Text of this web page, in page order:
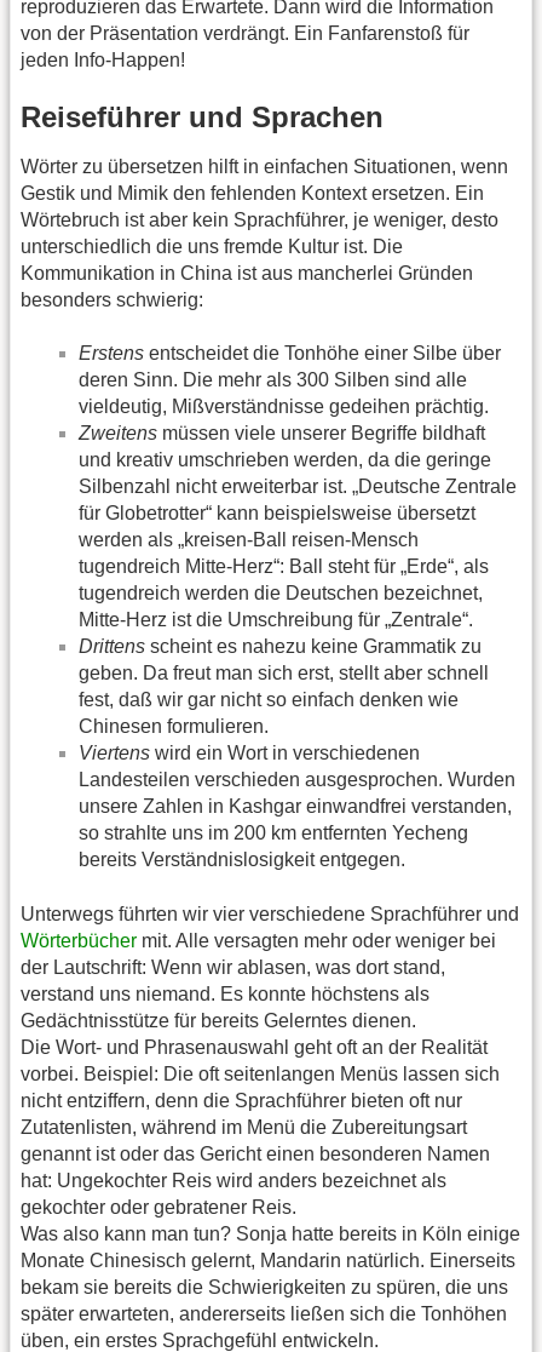
reproduzieren das Erwartete. Dann wird die Information
von der Präsentation verdrängt. Ein Fanfarenstoß für
jeden Info-Happen!
Reiseführer und Sprachen
Wörter zu übersetzen hilft in einfachen Situationen, wenn
Gestik und Mimik den fehlenden Kontext ersetzen. Ein
Wörtebruch ist aber kein Sprachführer, je weniger, desto
unterschiedlich die uns fremde Kultur ist. Die
Kommunikation in China ist aus mancherlei Gründen
besonders schwierig:
Erstens entscheidet die Tonhöhe einer Silbe über
deren Sinn. Die mehr als 300 Silben sind alle
vieldeutig, Mißverständnisse gedeihen prächtig.
Zweitens müssen viele unserer Begriffe bildhaft
und kreativ umschrieben werden, da die geringe
Silbenzahl nicht erweiterbar ist. „Deutsche Zentrale
für Globetrotter“ kann beispielsweise übersetzt
werden als „kreisen-Ball reisen-Mensch
tugendreich Mitte-Herz“: Ball steht für „Erde“, als
tugendreich werden die Deutschen bezeichnet,
Mitte-Herz ist die Umschreibung für „Zentrale“.
Drittens scheint es nahezu keine Grammatik zu
geben. Da freut man sich erst, stellt aber schnell
fest, daß wir gar nicht so einfach denken wie
Chinesen formulieren.
Viertens wird ein Wort in verschiedenen
Landesteilen verschieden ausgesprochen. Wurden
unsere Zahlen in Kashgar einwandfrei verstanden,
so strahlte uns im 200 km entfernten Yecheng
bereits Verständnislosigkeit entgegen.
Unterwegs führten wir vier verschiedene Sprachführer und
Wörterbücher mit. Alle versagten mehr oder weniger bei
der Lautschrift: Wenn wir ablasen, was dort stand,
verstand uns niemand. Es konnte höchstens als
Gedächtnisstütze für bereits Gelerntes dienen.
Die Wort- und Phrasenauswahl geht oft an der Realität
vorbei. Beispiel: Die oft seitenlangen Menüs lassen sich
nicht entziffern, denn die Sprachführer bieten oft nur
Zutatenlisten, während im Menü die Zubereitungsart
genannt ist oder das Gericht einen besonderen Namen
hat: Ungekochter Reis wird anders bezeichnet als
gekochter oder gebratener Reis.
Was also kann man tun? Sonja hatte bereits in Köln einige
Monate Chinesisch gelernt, Mandarin natürlich. Einerseits
bekam sie bereits die Schwierigkeiten zu spüren, die uns
später erwarteten, andererseits ließen sich die Tonhöhen
üben, ein erstes Sprachgefühl entwickeln.